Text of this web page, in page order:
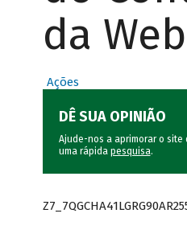
da Web
Ações
DÊ SUA OPINIÃO
Ajude-nos a aprimorar o site
uma rápida pesquisa.